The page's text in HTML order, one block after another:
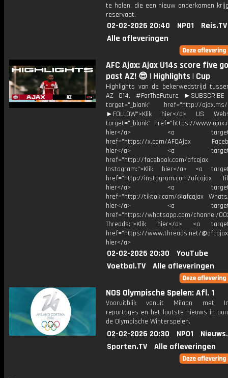
te halen, die een nieuw onderkomen
reservaat.
02-02-2026 20:40 NPO1
Reis.TV
Alle afleveringen
AFC Ajax: Ajax U14s score five
past AZ! 😎 | Highlights | Cup
Highlights van de bekerwedstrijd
AZ O14. #ForTheFuture
target="_blank" href="http://ajax.ms/
►FOLLOW">Klik hier</a> US
target="_blank" href="https://
hier</a> <a
href="https://x.com/AFCAjax
hier</a> <a
href="http://facebook.com/afcajax
Instagram:">Klik hier</a> <a
href="http://instagram.com/afcajax
hier</a> <a
href="http://tiktok.com/@afcajax
hier</a> <a
href="https://whatsapp.com/channel/
Threads:">Klik hier</a> <a
href="https://www.threads.net/
hier</a>
02-02-2026 20:30
YouTube
Voetbal.TV
Alle afleveringen
NOS Olympische Spelen: Afl. 1
Vooruitblik vanuit Milaan met
reportages en het laatste nieuws in
de Olympische Winterspelen.
02-02-2026 20:30 NPO1
Sporten.TV
Alle afleveringen